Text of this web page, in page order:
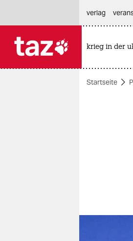
themen
verlag
krieg in der
Startseite